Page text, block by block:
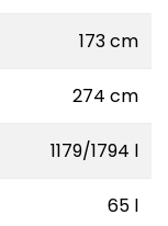
173 cm
274 cm
1179/1794 l
65 l